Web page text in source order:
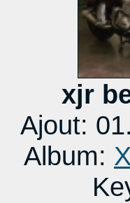
xjr
Ajout:
Album: